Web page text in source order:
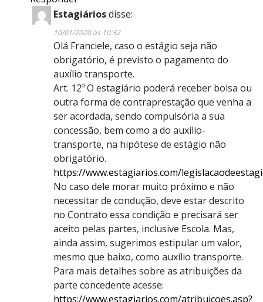
Estagiáriosdisse:
10/01/2020 às 10:32
Olá Franciele, caso o estágio seja não
obrigatório, é previsto o pagamento do
auxílio transporte.
Art. 12º O estagiário poderá receber bolsa ou
outra forma de contraprestação que venha a
ser acordada, sendo compulsória a sua
concessão, bem como a do auxílio-
transporte, na hipótese de estágio não
obrigatório.
https://www.estagiarios.com/
No caso dele morar muito próximo e não
necessitar de condução, deve estar descrito
no Contrato essa condição e precisará ser
aceito pelas partes, inclusive Escola. Mas,
ainda assim, sugerimos estipular um valor,
mesmo que baixo, como auxílio transporte.
Para mais detalhes sobre as atribuições da
parte concedente acesse:
https://www.estagiarios.com/atribuicoes.asp?